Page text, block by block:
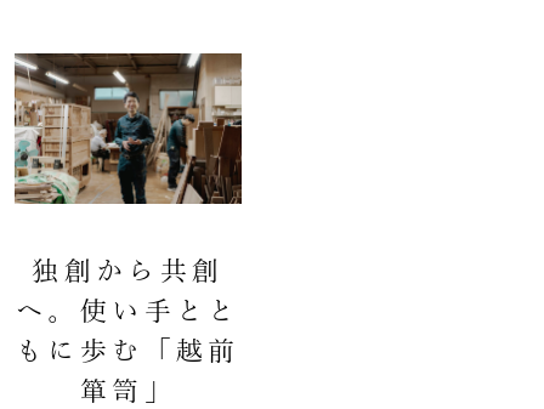
独創から共創
へ。使い手とと
もに歩む「越前
箪笥」